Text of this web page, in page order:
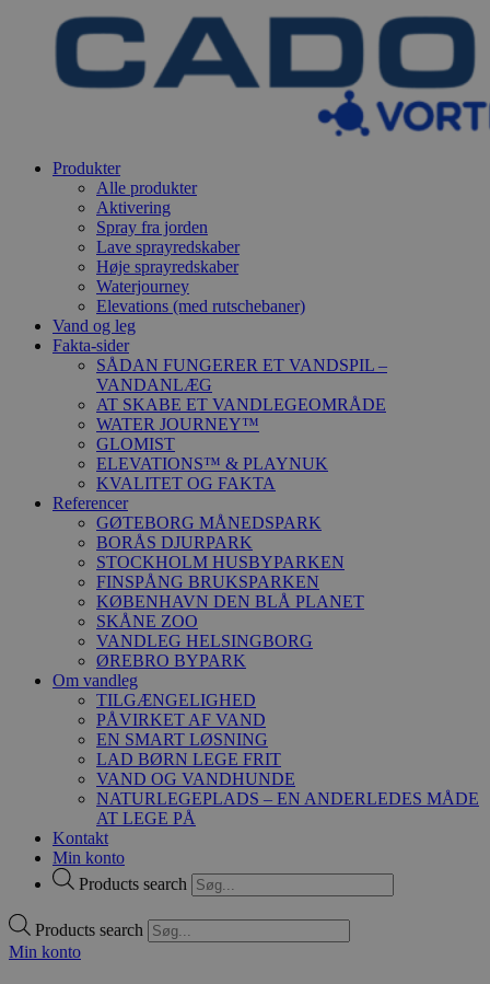
Produkter
Alle produkter
Aktivering
Spray fra jorden
Lave sprayredskaber
Høje sprayredskaber
Waterjourney
Elevations (med rutschebaner)
Vand og leg
Fakta-sider
SÅDAN FUNGERER ET VANDSPIL –
VANDANLÆG
AT SKABE ET VANDLEGEOMRÅDE
WATER JOURNEY™
GLOMIST
ELEVATIONS™ & PLAYNUK
KVALITET OG FAKTA
Referencer
GØTEBORG MÅNEDSPARK
BORÅS DJURPARK
STOCKHOLM HUSBYPARKEN
FINSPÅNG BRUKSPARKEN
KØBENHAVN DEN BLÅ PLANET
SKÅNE ZOO
VANDLEG HELSINGBORG
ØREBRO BYPARK
Om vandleg
TILGÆNGELIGHED
PÅVIRKET AF VAND
EN SMART LØSNING
LAD BØRN LEGE FRIT
VAND OG VANDHUNDE
NATURLEGEPLADS – EN ANDERLEDES MÅDE
AT LEGE PÅ
Kontakt
Min konto
Products search
Products search
Min konto